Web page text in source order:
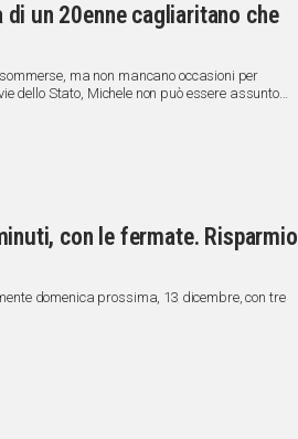
un 20enne cagliaritano che
ma non mancano occasioni per
dello Stato, Michele non può essere assunto
diabete di tipo 1.
con le fermate. Risparmio
domenica prossima, 13 dicembre, con tre